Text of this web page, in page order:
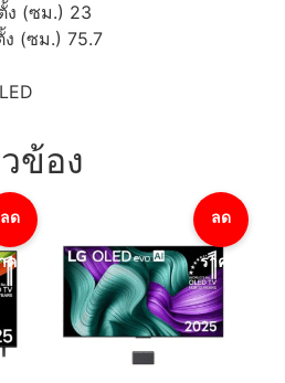
ง (ซม.) 23
(ซม.) 75.7
ข้อง
ลด
คา!
ลด
ราคา!